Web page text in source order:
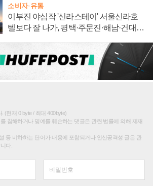
소비자·유통
이부진 야심작 '신라스테이' 서울신라호
텔보다 잘 나가, 평택·주문진·해남·건대로
(현재 0 byte / 최대 400byte)
침해하거나 명예를 훼손하는 댓글은 관련 법률에 의해 제재
등 비하하는 단어가 내용에 포함되거나 인신공격성 글은 관
다.